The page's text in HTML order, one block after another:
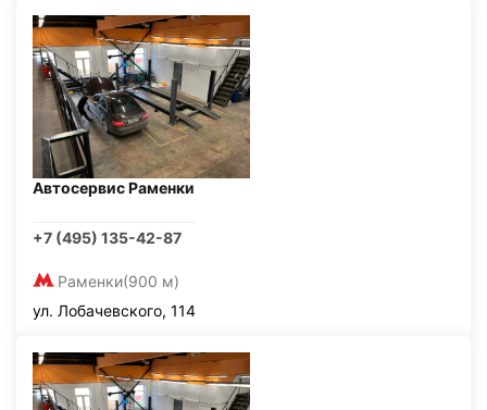
Автосервис Раменки
+7 (495) 135-42-87
Раменки(900 м)
ул. Лобачевского, 114